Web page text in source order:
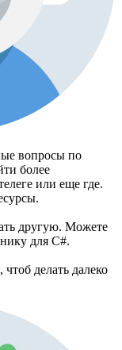
вопросы по
более
или еще где.
другую. Можете
для C#.
делать далеко